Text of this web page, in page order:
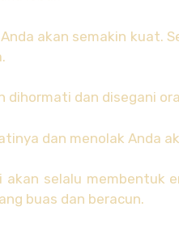
akan semakin kuat.
dihormati dan disegani
dan menolak Anda
akan selalu membentuk
buas dan beracun.